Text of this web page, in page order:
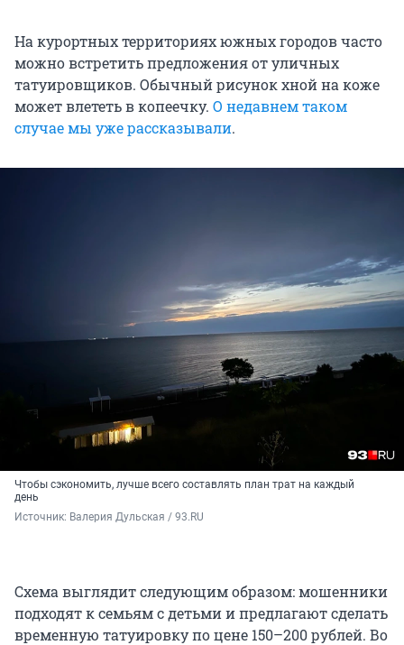
На курортных территориях южных городов часто
можно встретить предложения от уличных
татуировщиков. Обычный рисунок хной на коже
может влететь в копеечку. О недавнем таком
случае мы уже рассказывали.
Чтобы сэкономить, лучше всего составлять план трат на каждый
день
Источник: Валерия Дульская / 93.RU
Схема выглядит следующим образом: мошенники
подходят к семьям с детьми и предлагают сделать
временную татуировку по цене 150–200 рублей. Во